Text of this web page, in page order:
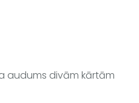
audums divām kārtām